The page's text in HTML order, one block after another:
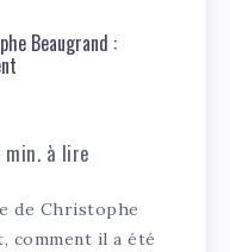
Beaugrand :
min. à lire
de Christophe
comment il a été